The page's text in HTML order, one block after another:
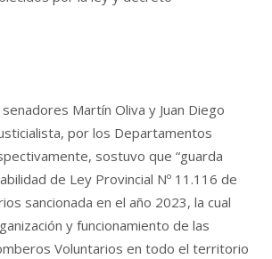
Martín Oliva y Juan Diego
por los Departamentos
sostuvo que “guarda
de Ley Provincial Nº 11.116 de
sancionada en el año 2023, la cual
y funcionamiento de las
Voluntarios en todo el territorio